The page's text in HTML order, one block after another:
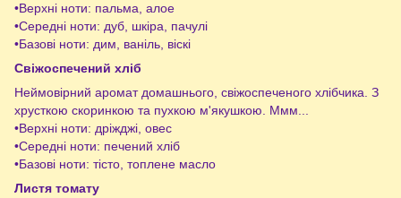
•Верхні ноти: пальма, алое
•Середні ноти: дуб, шкіра, пачулі
•Базові ноти: дим, ваніль, віскі
Свіжоспечений хліб
Неймовірний аромат домашнього, свіжоспеченого хлібчика. З
хрусткою скоринкою та пухкою м'якушкою. Ммм...
•Верхні ноти: дріжджі, овес
•Середні ноти: печений хліб
•Базові ноти: тісто, топлене масло
Листя томату